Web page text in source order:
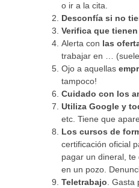
o ir a la cita.
Desconfía si no
Verifica que
Alerta con las
trabajar en …
Ojo a aquellas
tampoco!
Cuidado con los
Utiliza Google y
etc. Tiene que
Los cursos de
certificación oficial
pagar un dineral,
en un pozo.
Teletrabajo. Gasta